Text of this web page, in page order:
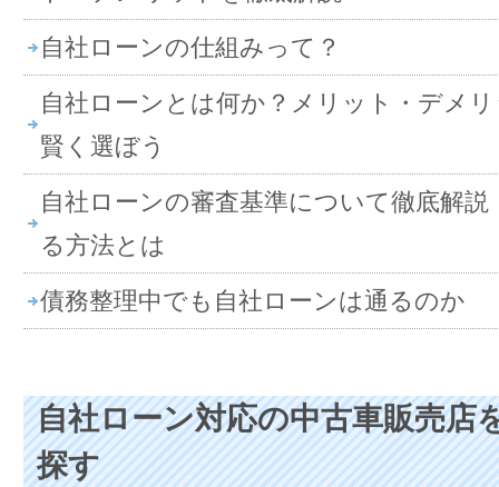
自社ローンの仕組みって？
自社ローンとは何か？メリット・デメ
賢く選ぼう
自社ローンの審査基準について徹底解
る方法とは
債務整理中でも自社ローンは通るのか
自社ローン対応の中古車販売店
探す